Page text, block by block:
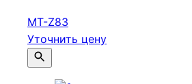
МТ-Z83
Уточнить цену